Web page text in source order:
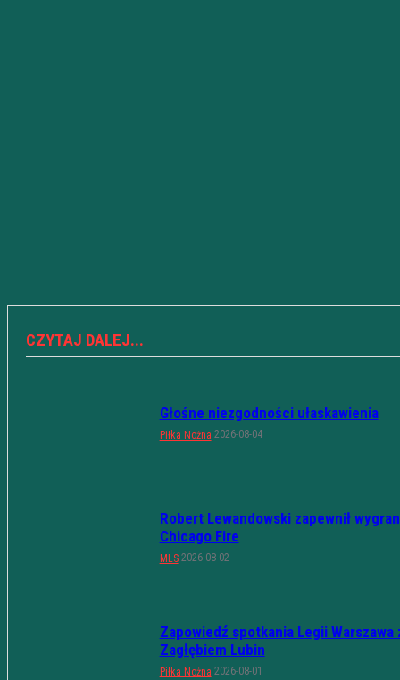
CZYTAJ DALEJ...
Głośne niezgodności ułaskawienia
Piłka Nożna 2026-08-04
Robert Lewandowski zapewnił
Chicago Fire
MLS 2026-08-02
Zapowiedź spotkania Legii Warszawa
Zagłębiem Lubin
Piłka Nożna 2026-08-01